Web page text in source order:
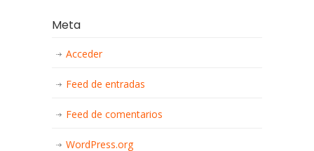
Meta
Acceder
Feed de entradas
Feed de comentarios
WordPress.org